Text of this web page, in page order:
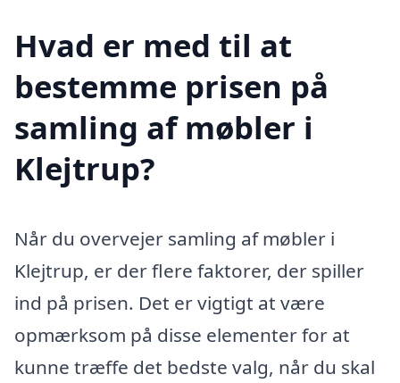
Hvad er med til at
bestemme prisen på
samling af møbler i
Klejtrup?
Når du overvejer samling af møbler i
Klejtrup, er der flere faktorer, der spiller
ind på prisen. Det er vigtigt at være
opmærksom på disse elementer for at
kunne træffe det bedste valg, når du skal